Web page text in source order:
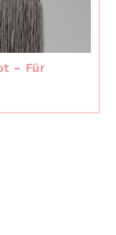
– Für